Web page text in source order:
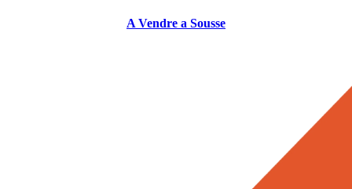
A Vendre a Sousse